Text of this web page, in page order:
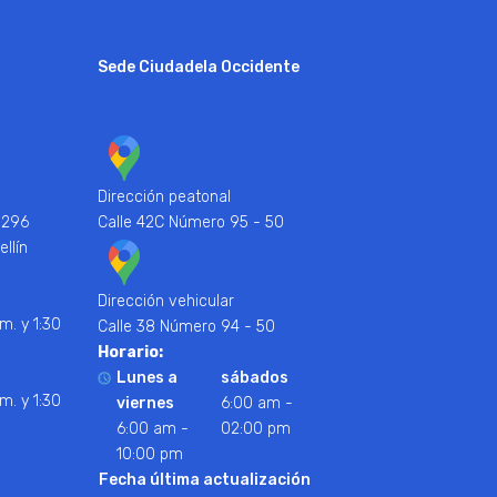
y 1:30
y 1:30
Sede Ciudadela Occidente
Dirección peatonal
Calle 42C Número 95 - 50
Dirección vehicular
Calle 38 Número 94 - 50
Horario:
Lunes a
viernes
6:00 am -
10:00 pm
sábados
6:00 am -
02:00 pm
Fecha última actualización